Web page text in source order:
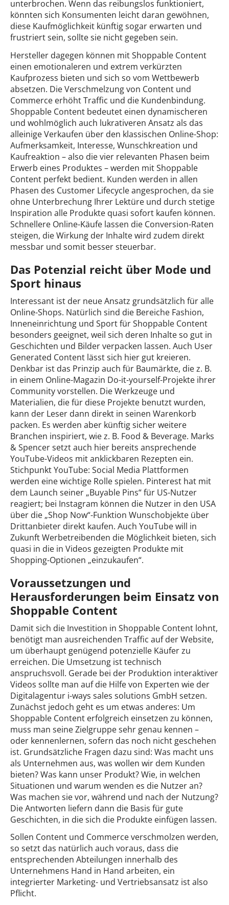
unterbrochen. Wenn das reibungslos funktioniert,
könnten sich Konsumenten leicht daran gewöhnen,
diese Kaufmöglichkeit künftig sogar erwarten und
frustriert sein, sollte sie nicht gegeben sein.
Hersteller dagegen können mit Shoppable Content
einen emotionaleren und extrem verkürzten
Kaufprozess bieten und sich so vom Wettbewerb
absetzen. Die Verschmelzung von Content und
Commerce erhöht Traffic und die Kundenbindung.
Shoppable Content bedeutet einen dynamischeren
und wohlmöglich auch lukrativeren Ansatz als das
alleinige Verkaufen über den klassischen Online-Shop:
Aufmerksamkeit, Interesse, Wunschkreation und
Kaufreaktion – also die vier relevanten Phasen beim
Erwerb eines Produktes – werden mit Shoppable
Content perfekt bedient. Kunden werden in allen
Phasen des Customer Lifecycle angesprochen, da sie
ohne Unterbrechung Ihrer Lektüre und durch stetige
Inspiration alle Produkte quasi sofort kaufen können.
Schnellere Online-Käufe lassen die Conversion-Raten
steigen, die Wirkung der Inhalte wird zudem direkt
messbar und somit besser steuerbar.
Das Potenzial reicht über Mode und
Sport hinaus
Interessant ist der neue Ansatz grundsätzlich für alle
Online-Shops. Natürlich sind die Bereiche Fashion,
Inneneinrichtung und Sport für Shoppable Content
besonders geeignet, weil sich deren Inhalte so gut in
Geschichten und Bilder verpacken lassen. Auch User
Generated Content lässt sich hier gut kreieren.
Denkbar ist das Prinzip auch für Baumärkte, die z. B.
in einem Online-Magazin Do-it-yourself-Projekte ihrer
Community vorstellen. Die Werkzeuge und
Materialien, die für diese Projekte benutzt wurden,
kann der Leser dann direkt in seinen Warenkorb
packen. Es werden aber künftig sicher weitere
Branchen inspiriert, wie z. B. Food & Beverage. Marks
& Spencer setzt auch hier bereits ansprechende
YouTube-Videos mit anklickbaren Rezepten ein.
Stichpunkt YouTube: Social Media Plattformen
werden eine wichtige Rolle spielen. Pinterest hat mit
dem Launch seiner „Buyable Pins“ für US-Nutzer
reagiert; bei Instagram können die Nutzer in den USA
über die „Shop Now“-Funktion Wunschobjekte über
Drittanbieter direkt kaufen. Auch YouTube will in
Zukunft Werbetreibenden die Möglichkeit bieten, sich
quasi in die in Videos gezeigten Produkte mit
Shopping-Optionen „einzukaufen“.
Voraussetzungen und
Herausforderungen beim Einsatz von
Shoppable Content
Damit sich die Investition in Shoppable Content lohnt,
benötigt man ausreichenden Traffic auf der Website,
um überhaupt genügend potenzielle Käufer zu
erreichen. Die Umsetzung ist technisch
anspruchsvoll. Gerade bei der Produktion interaktiver
Videos sollte man auf die Hilfe von Experten wie der
Digitalagentur i-ways sales solutions GmbH setzen.
Zunächst jedoch geht es um etwas anderes: Um
Shoppable Content erfolgreich einsetzen zu können,
muss man seine Zielgruppe sehr genau kennen –
oder kennenlernen, sofern das noch nicht geschehen
ist. Grundsätzliche Fragen dazu sind: Was macht uns
als Unternehmen aus, was wollen wir dem Kunden
bieten? Was kann unser Produkt? Wie, in welchen
Situationen und warum wenden es die Nutzer an?
Was machen sie vor, während und nach der Nutzung?
Die Antworten liefern dann die Basis für gute
Geschichten, in die sich die Produkte einfügen lassen.
Sollen Content und Commerce verschmolzen werden,
so setzt das natürlich auch voraus, dass die
entsprechenden Abteilungen innerhalb des
Unternehmens Hand in Hand arbeiten, ein
integrierter Marketing- und Vertriebsansatz ist also
Pflicht.